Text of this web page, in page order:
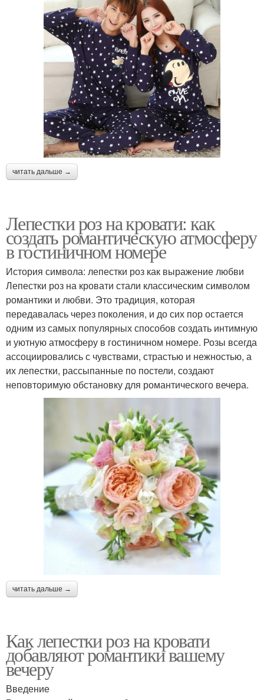
читать дальше →
Лепестки роз на кровати: как
создать романтическую атмосферу
в гостиничном номере
История символа: лепестки роз как выражение любви
Лепестки роз на кровати стали классическим символом
романтики и любви. Это традиция, которая
передавалась через поколения, и до сих пор остается
одним из самых популярных способов создать интимную
и уютную атмосферу в гостиничном номере. Розы всегда
ассоциировались с чувствами, страстью и нежностью, а
их лепестки, рассыпанные по постели, создают
неповторимую обстановку для романтического вечера.
читать дальше →
Как лепестки роз на кровати
добавляют романтики вашему
вечеру
Введение